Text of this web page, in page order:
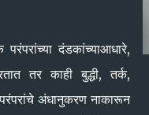
दंडकांच्याआधारे,
तर काही बुद्धी, तर्क,
अंधानुकरण नाकारून